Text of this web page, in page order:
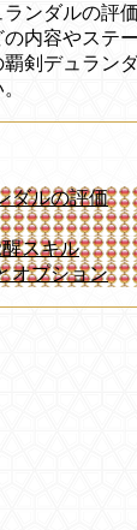
ンダルの評
内容やステ
剣デュラン
ダルの評価
スキル
オプション